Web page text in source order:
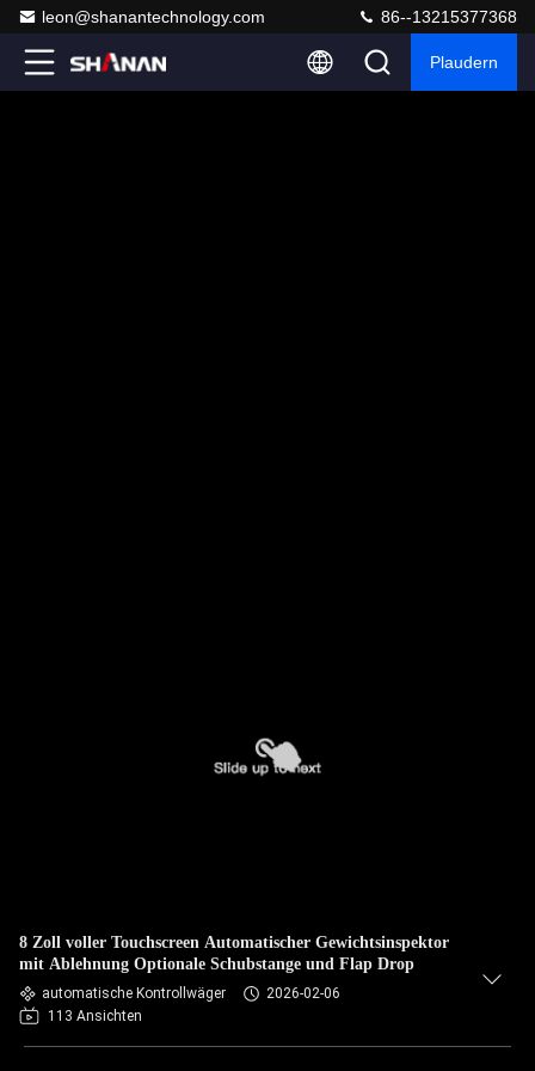
leon@shanantechnology.com 86--13215377368
Plaudern
8 Zoll voller Touchscreen Automatischer Gewichtsinspektor
mit Ablehnung Optionale Schubstange und Flap Drop
automatische Kontrollwäger
2026-02-06
113 Ansichten